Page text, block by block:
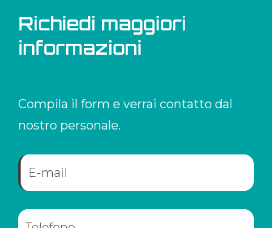
Richiedi maggiori
informazioni
Compila il form e verrai contatto dal
nostro personale.